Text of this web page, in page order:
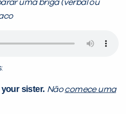
uma briga (verbal ou
sister. Nãocomece uma